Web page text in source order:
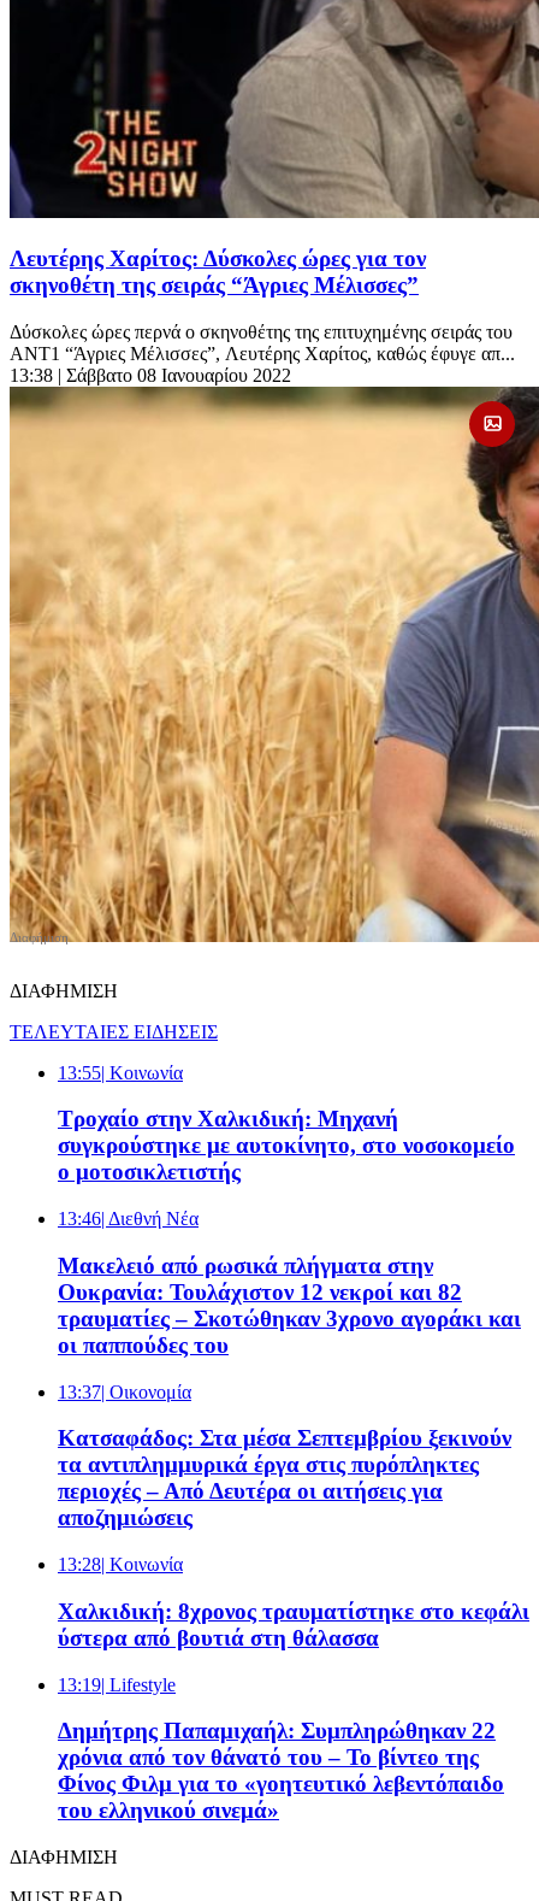
Λευτέρης Χαρίτος: Δύσκολες ώρες για τον
σκηνοθέτη της σειράς “Άγριες Μέλισσες”
Δύσκολες ώρες περνά ο σκηνοθέτης της επιτυχημένης σειράς του
ΑΝΤ1 “Άγριες Μέλισσες”, Λευτέρης Χαρίτος, καθώς έφυγε απ...
13:38 | Σάββατο 08 Ιανουαρίου 2022
ΔΙΑΦΗΜΙΣΗ
ΤΕΛΕΥΤΑΙΕΣ ΕΙΔΗΣΕΙΣ
13:55| Κοινωνία
Τροχαίο στην Χαλκιδική: Μηχανή
συγκρούστηκε με αυτοκίνητο, στο νοσοκομείο
ο μοτοσικλετιστής
13:46| Διεθνή Νέα
Μακελειό από ρωσικά πλήγματα στην
Ουκρανία: Τουλάχιστον 12 νεκροί και 82
τραυματίες – Σκοτώθηκαν 3χρονο αγοράκι και
οι παππούδες του
13:37| Oικονομία
Κατσαφάδος: Στα μέσα Σεπτεμβρίου ξεκινούν
τα αντιπλημμυρικά έργα στις πυρόπληκτες
περιοχές – Από Δευτέρα οι αιτήσεις για
αποζημιώσεις
13:28| Κοινωνία
Χαλκιδική: 8χρονος τραυματίστηκε στο κεφάλι
ύστερα από βουτιά στη θάλασσα
13:19| Lifestyle
Δημήτρης Παπαμιχαήλ: Συμπληρώθηκαν 22
χρόνια από τον θάνατό του – Το βίντεο της
Φίνος Φιλμ για το «γοητευτικό λεβεντόπαιδο
του ελληνικού σινεμά»
ΔΙΑΦΗΜΙΣΗ